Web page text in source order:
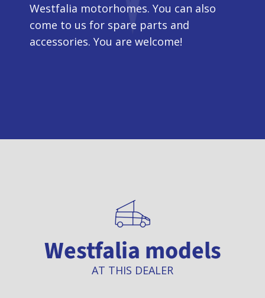
Westfalia motorhomes. You can also
come to us for spare parts and
accessories. You are welcome!
Westfalia models
AT THIS DEALER